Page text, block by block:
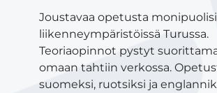
Joustavaa opetusta
liikenneympäristöissä Turussa.
Teoriaopinnot pystyt
omaan tahtiin verkossa.
suomeksi, ruotsiksi ja